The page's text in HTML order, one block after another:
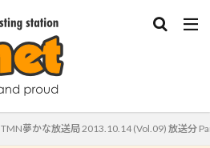
TMN夢かな放送局 2013.10.14 (Vol.09) 放送分